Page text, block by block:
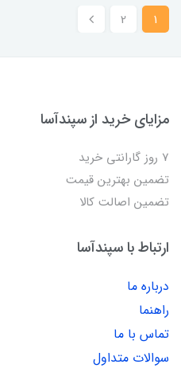
1
2
مزایای خرید از سپندآسا
7 روز گارانتی خرید
تضمین بهترین قیمت
تضمین اصالت کالا
ارتباط با سپندآسا
درباره ما
راهنما
تماس با ما
سوالات متداول